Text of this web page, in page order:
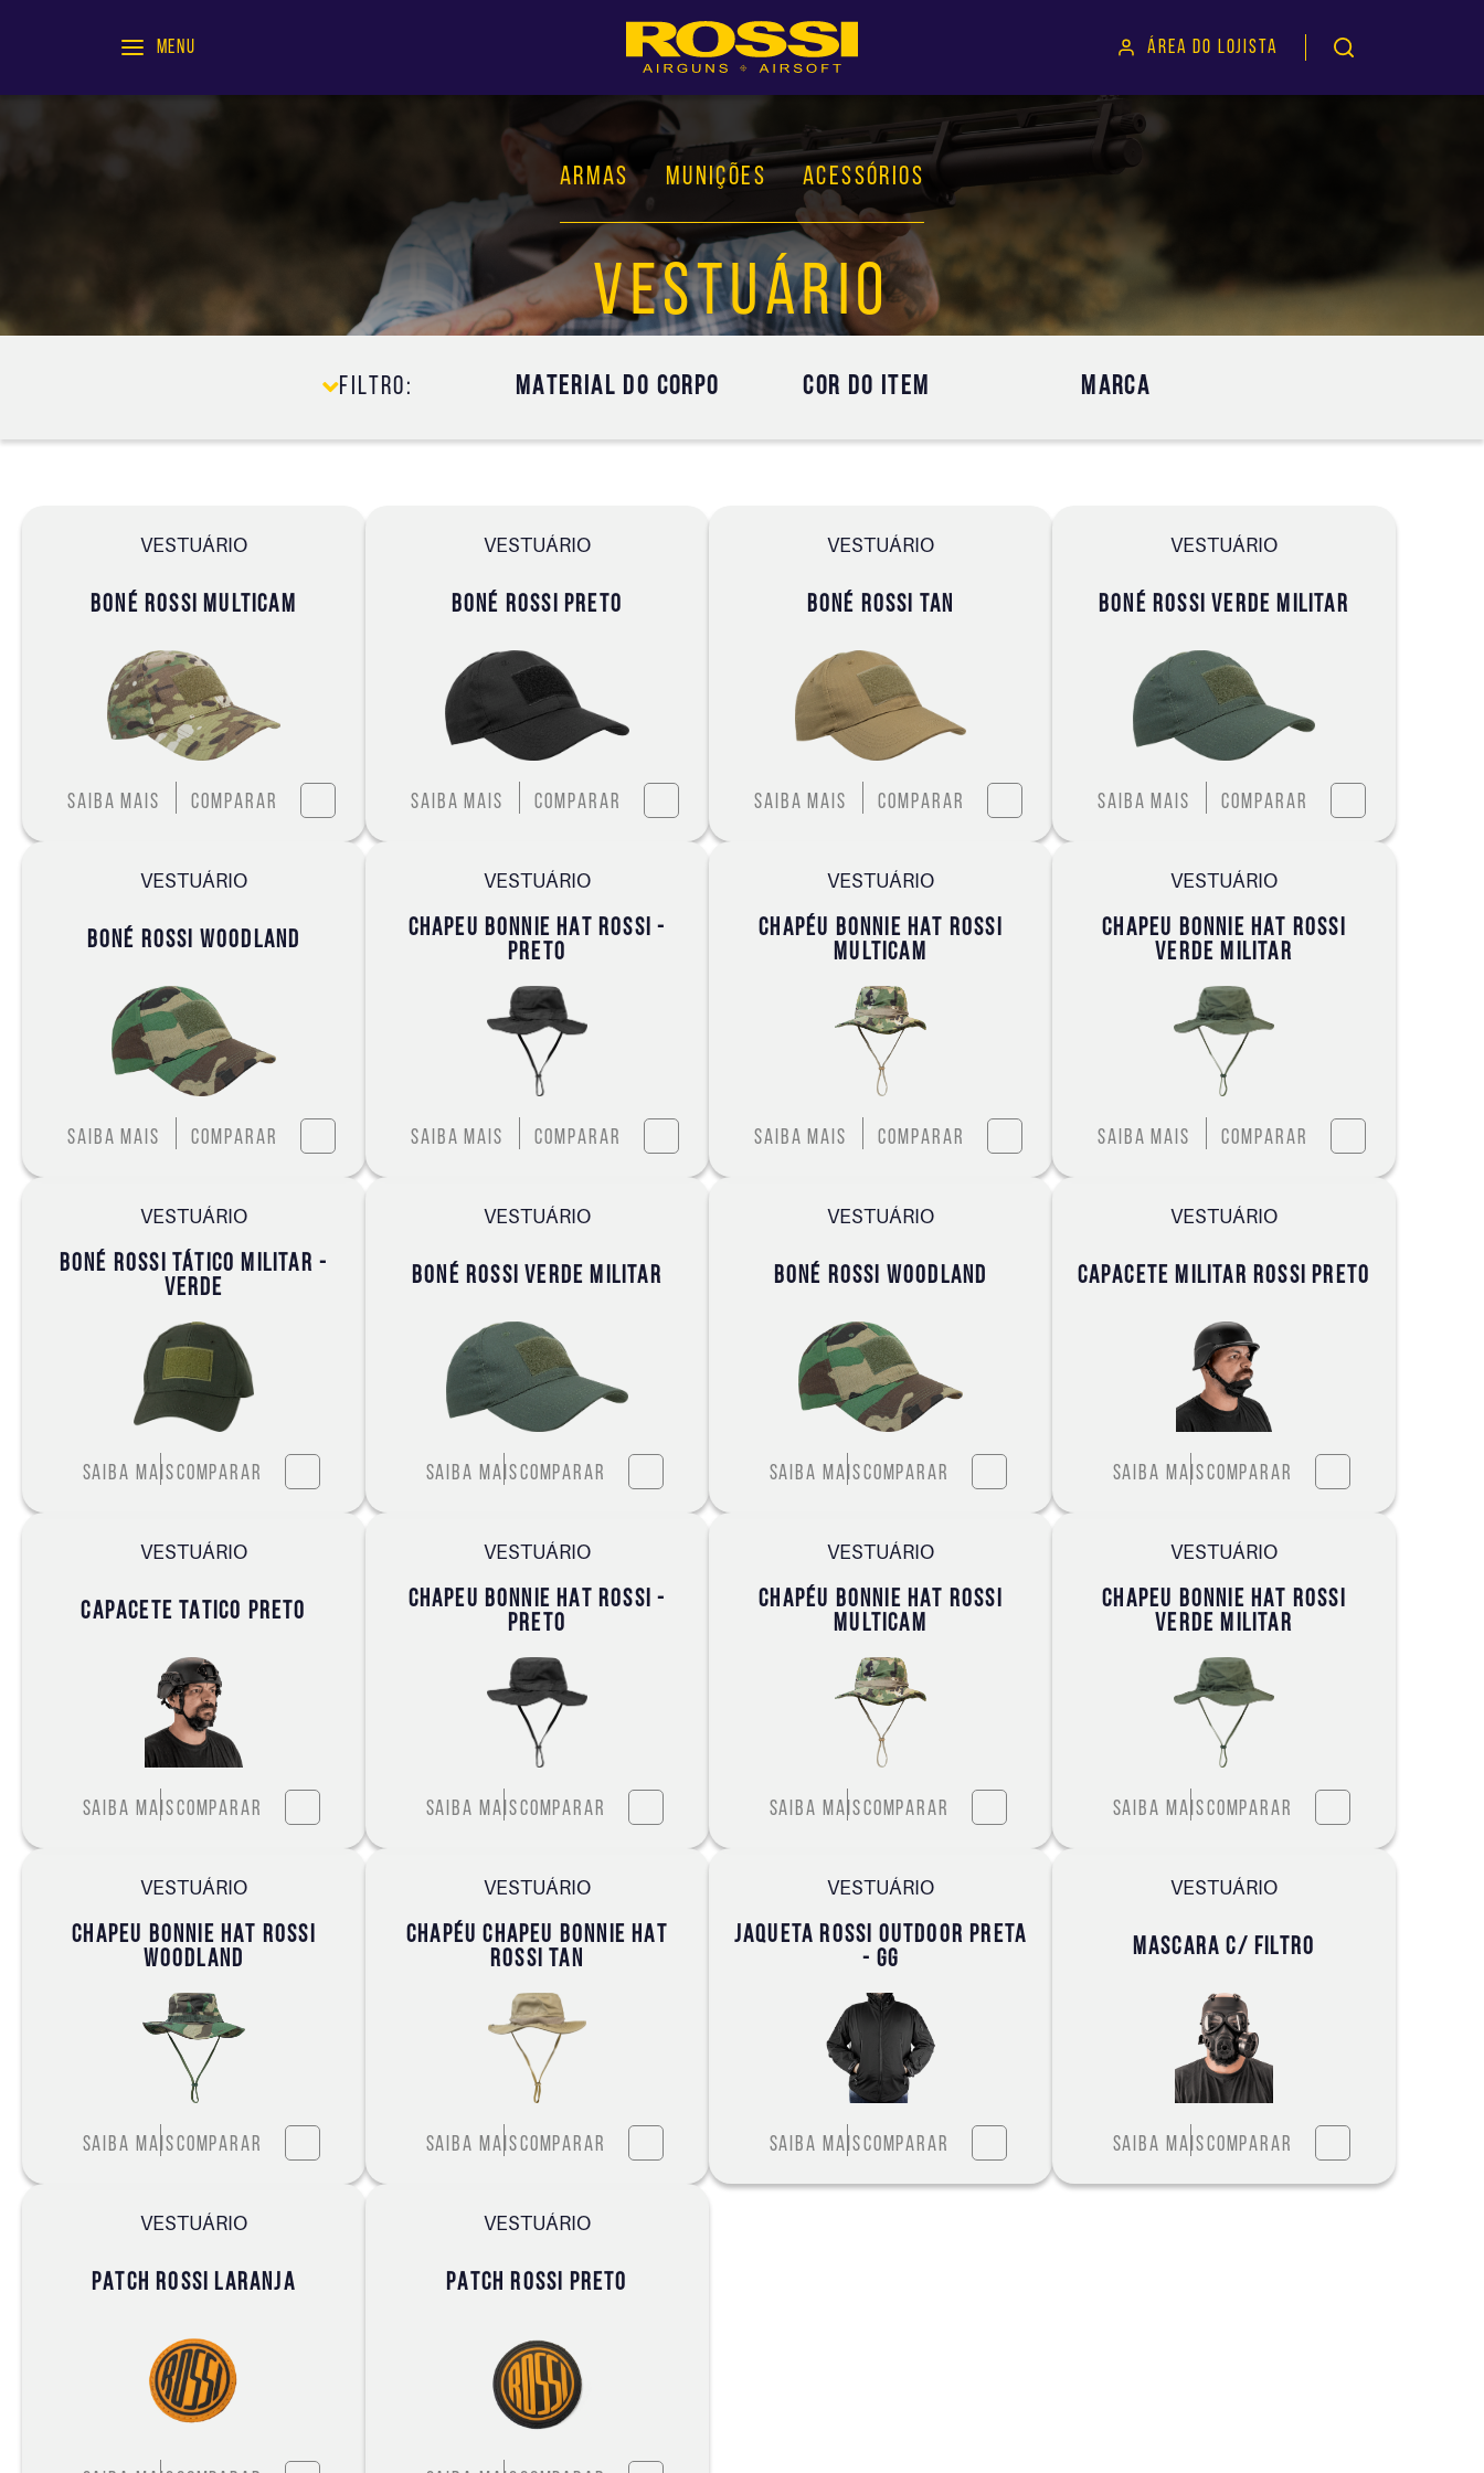
MENU ÁREA DO LOJISTA
ARMAS MUNIÇÕES ACESSÓRIOS
VESTUÁRIO
Filtro: MATERIAL DO CORPO COR DO ITEM MARCA
VESTUÁRIO
BONÉ ROSSI MULTICAM
Saiba mais Comparar
VESTUÁRIO
BONÉ ROSSI PRETO
Saiba mais Comparar
VESTUÁRIO
BONÉ ROSSI TAN
Saiba mais Comparar
VESTUÁRIO
BONÉ ROSSI VERDE MILITAR
Saiba mais Comparar
VESTUÁRIO
BONÉ ROSSI WOODLAND
Saiba mais Comparar
VESTUÁRIO
CHAPEU BONNIE HAT ROSSI -
PRETO
Saiba mais Comparar
VESTUÁRIO
CHAPÉU BONNIE HAT ROSSI
MULTICAM
Saiba mais Comparar
VESTUÁRIO
CHAPEU BONNIE HAT ROSSI
VERDE MILITAR
Saiba mais Comparar
VESTUÁRIO
BONÉ ROSSI TÁTICO MILITAR -
VERDE
Saiba maisComparar
VESTUÁRIO
BONÉ ROSSI VERDE MILITAR
Saiba maisComparar
VESTUÁRIO
BONÉ ROSSI WOODLAND
Saiba maisComparar
VESTUÁRIO
CAPACETE MILITAR ROSSI PRETO
Saiba maisComparar
VESTUÁRIO
CAPACETE TATICO PRETO
Saiba maisComparar
VESTUÁRIO
CHAPEU BONNIE HAT ROSSI -
PRETO
Saiba maisComparar
VESTUÁRIO
CHAPÉU BONNIE HAT ROSSI
MULTICAM
Saiba maisComparar
VESTUÁRIO
CHAPEU BONNIE HAT ROSSI
VERDE MILITAR
Saiba maisComparar
VESTUÁRIO
CHAPEU BONNIE HAT ROSSI
WOODLAND
Saiba maisComparar
VESTUÁRIO
CHAPÉU CHAPEU BONNIE HAT
ROSSI TAN
Saiba maisComparar
VESTUÁRIO
JAQUETA ROSSI OUTDOOR PRETA
- GG
Saiba maisComparar
VESTUÁRIO
MASCARA C/ FILTRO
Saiba maisComparar
VESTUÁRIO
PATCH ROSSI LARANJA
VESTUÁRIO
PATCH ROSSI PRETO